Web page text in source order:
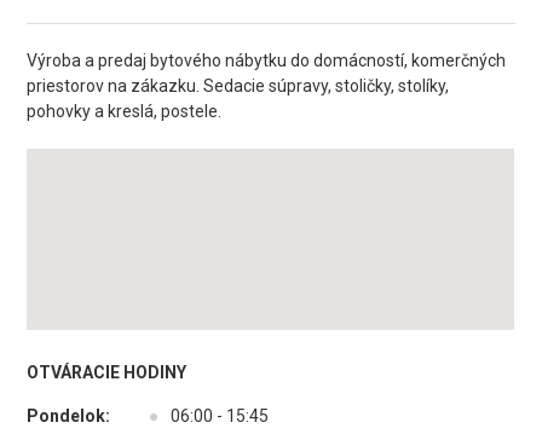
Výroba a predaj bytového nábytku do domácností, komerčných
priestorov na zákazku. Sedacie súpravy, stoličky, stolíky,
pohovky a kreslá, postele.
OTVÁRACIE HODINY
Pondelok: ●
06:00 - 15:45